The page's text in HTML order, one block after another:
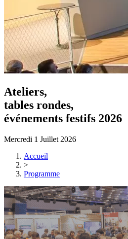
Ateliers,
tables rondes,
événements festifs 2026
Mercredi 1 Juillet 2026
Accueil
>
Programme